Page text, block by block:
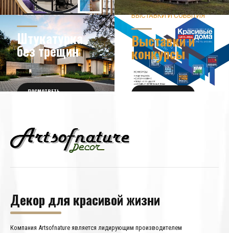
НОВОСТИ ИЗ МИРА
ДИЗАЙНА УЗНАТЬ БОЛЬШЕ
ЗНАЕТЕ ЛИ ВЫ?
Штукатурка
без трещин
ПОСМОТРЕТЬ
ВЫСТАВКИ И СОБЫТИЯ
Выставки и
конкурсы
ПОЛУЧИТЬ БИЛЕТ
Декор для красивой жизни
Компания Artsofnature является лидирующим производителем